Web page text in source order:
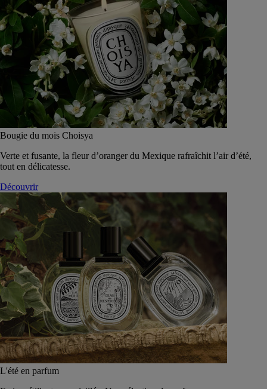
Bougie du mois Choisya
Verte et fusante, la fleur d’oranger du Mexique rafraîchit l’air d’été,
tout en délicatesse.
Découvrir
L'été en parfum